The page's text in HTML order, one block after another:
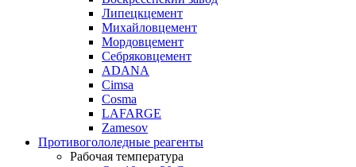
Липецкцемент
Михайловцемент
Мордовцемент
Себряковцемент
ADANA
Cimsa
Cosma
LAFARGE
Zamesov
Противогололедные реагенты
Рабочая температура